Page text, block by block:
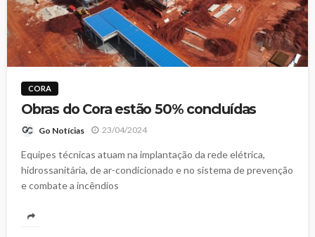
CORA
Obras do Cora estão 50% concluídas
Go Notícias 23/04/2024
Equipes técnicas atuam na implantação da rede elétrica,
hidrossanitária, de ar-condicionado e no sistema de prevenção
e combate a incêndios